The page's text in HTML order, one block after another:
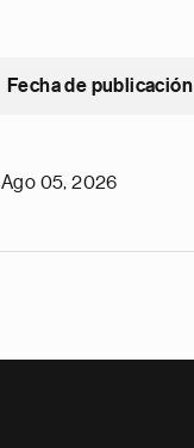
Fecha de publicación
Ago 05, 2026